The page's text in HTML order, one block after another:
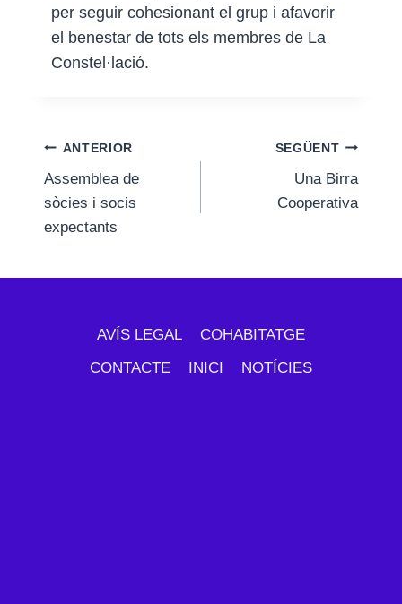
per seguir cohesionant el grup i afavorir
el benestar de tots els membres de La
Constel·lació.
Navegació
d'entrades
ANTERIOR
Assemblea de
sòcies i socis
expectants
SEGÜENT
Una Birra
Cooperativa
AVÍS LEGAL
COHABITATGE
CONTACTE
INICI NOTÍCIES